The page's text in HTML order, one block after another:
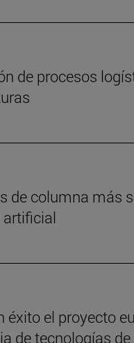
de procesos
de columna más
artificial
éxito el proyecto
de tecnologías